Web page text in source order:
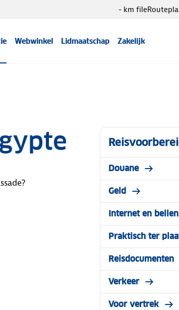
Webwinkel Lidmaatschap Zakelijk
- km file
Douane
Geld
Internet en bellen
Praktisch ter
Reisdocumenten
Verkeer
Voor vertrek